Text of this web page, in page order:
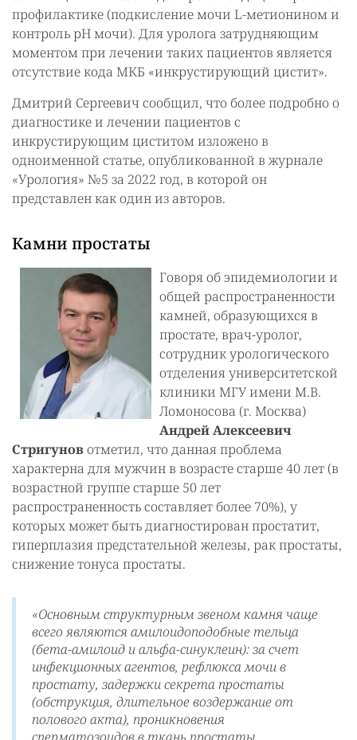
профилактике (подкисление мочи L-метионином и
контроль рН мочи). Для уролога затрудняющим
моментом при лечении таких пациентов является
отсутствие кода МКБ «инкрустирующий цистит».
Дмитрий Сергеевич сообщил, что более подробно о
диагностике и лечении пациентов с
инкрустирующим циститом изложено в
одноименной статье, опубликованной в журнале
«Урология» №5 за 2022 год, в которой он
представлен как один из авторов.
Камни простаты
Говоря об эпидемиологии и
общей распространенности
камней, образующихся в
простате, врач-уролог,
сотрудник урологического
отделения университетской
клиники МГУ имени М.В.
Ломоносова (г. Москва)
Андрей Алексеевич
Стригуновотметил, что данная проблема
характерна для мужчин в возрасте старше 40 лет (в
возрастной группе старше 50 лет
распространенность составляет более 70%), у
которых может быть диагностирован простатит,
гиперплазия предстательной железы, рак простаты,
снижение тонуса простаты.
«Основным структурным звеном камня чаще
всего являются амилоидоподобные тельца
(бета-амилоид и альфа-синуклеин): за счет
инфекционных агентов, рефлюкса мочи в
простату, задержки секрета простаты
(обструкция, длительное воздержание от
полового акта), проникновения